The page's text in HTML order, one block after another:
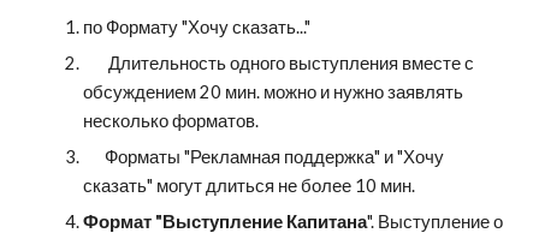
по Формату "Хочу сказать..."
       Длительность одного выступления вместе с
обсуждением 20 мин. можно и нужно заявлять
несколько форматов.
      Форматы "Рекламная поддержка" и "Хочу
сказать" могут длиться не более 10 мин.
Формат "Выступление Капитана". Выступление о